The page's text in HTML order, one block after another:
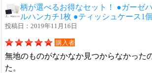
柄が選べるお得なセット！ ●ガーゼ
ルハンカチ1枚 ●ティッシュケース1個
投稿日：2019年11月16日
購入者
無地のものがなかなか見つからなかった
た。